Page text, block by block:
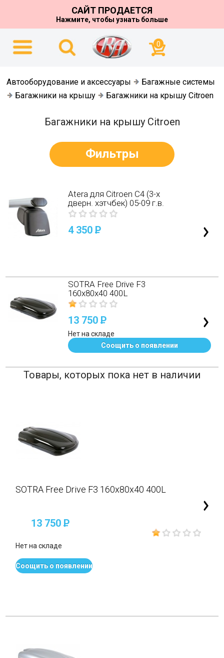
САЙТ ПРОДАЕТСЯ
Нажмите, чтобы узнать больше
0
Автооборудование и аксессуары
Багажные системы
Багажники на крышу
Багажники на крышу Citroen
Багажники на крышу Citroen
Фильтры
Atera для Citroen C4 (3-х
дверн. хэтчбек) 05-09 г.в.
4 350P
SOTRA Free Drive F3
160x80x40 400L
13 750P
Нет на складе
Соощить о появлении
Товары, которых пока нет в наличии
SOTRA Free Drive F3 160x80x40 400L
13 750 P
Нет на складе
Соощить о появлении